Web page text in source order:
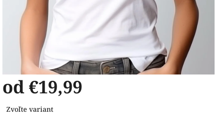
od €19,99
cena:
Zvoľte variant